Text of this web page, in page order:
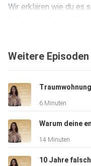
Wir erklären wie du es
folgen. Jecky erzählt
schnelle
wichtig bereits im
über
das folgende Buch:
E-Mail:
Weitere Episoden
6 Minuten
14 Minuten